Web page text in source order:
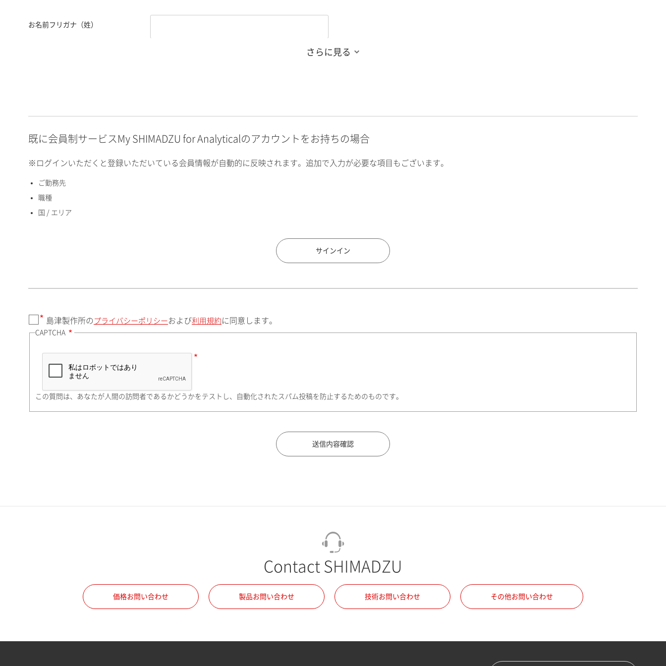
お名前フリガナ（姓）
英数）
国 / エリア
住所検索
都道府県（勤務先）
町名・番地（勤務先）
所属部署
さらに見る
既に会員制サービスMy SHIMADZU for Analyticalのアカウントをお持ちの場合
※ログインいただくと登録いただいている会員情報が自動的に反映されます。追加で入力が必要な項目もございます。
ご勤務先
職種
国 / エリア
サインイン
島津製作所の プライバシーポリシー および利用規約 に同意します。
CAPTCHA
この質問は、あなたが人間の訪問者であるかどうかをテストし、自動化されたスパム投稿を防止するためのものです。
Contact SHIMADZU
価格お問い合わせ 製品お問い合わせ 技術お問い合わせ その他お問い合わせ